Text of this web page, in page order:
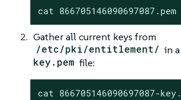
cat
Gather all current keys from
/etc/pki/entitlement/ in
key.pem file:
cat 866705146090697087-